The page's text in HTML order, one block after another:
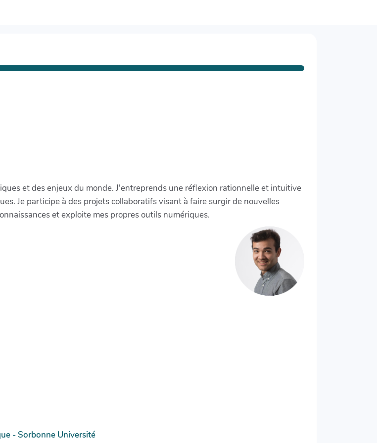
et des enjeux du monde. J'entreprends une réflexion rationnelle et intuitive
Je participe à des projets collaboratifs visant à faire surgir de nouvelles
et exploite mes propres outils numériques.
- Sorbonne Université